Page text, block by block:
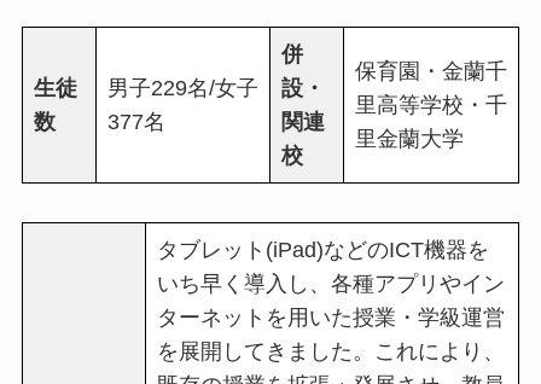
生徒
数
男子229名/女子
377名
併
設・
関連
校
保育園・金蘭千
里高等学校・千
里金蘭大学
タブレット(iPad)などのICT機器を
いち早く導入し、各種アプリやイン
ターネットを用いた授業・学級運営
を展開してきました。これにより、